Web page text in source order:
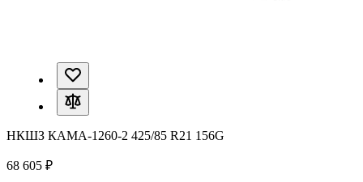
НКШЗ КАМА-1260-2 425/85 R21 156G
68 605 ₽